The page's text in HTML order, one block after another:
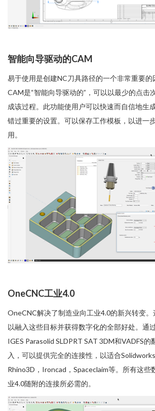
智能向导驱动的CAM
易于使用是创建NC刀具路径的一个非常重要的
CAM是“智能向导驱动的”，可以以最少的点击
成该过程。此功能使用户可以快速而自信地生
错过重要的设置。可以保存工作模板，以进一
用。
OneCNC工业4.0
OneCNC解决了制造业向工业4.0的新兴转变
以融入这些目标并获得数字化的全部好处。通
IGES Parasolid SLDPRT SAT 3DM和VADFS
入，可以提供完全的连接性，以适合
Rhino3D，Ironcad，Spaceclaim等。所有这些
业4.0随附的连接所必需的。